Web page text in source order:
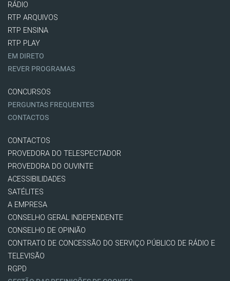
RÁDIO
RTP ARQUIVOS
RTP ENSINA
RTP PLAY
EM DIRETO
REVER PROGRAMAS
CONCURSOS
PERGUNTAS FREQUENTES
CONTACTOS
CONTACTOS
PROVEDORA DO TELESPECTADOR
PROVEDORA DO OUVINTE
ACESSIBILIDADES
SATÉLITES
A EMPRESA
CONSELHO GERAL INDEPENDENTE
CONSELHO DE OPINIÃO
CONTRATO DE CONCESSÃO DO SERVIÇO PÚBLICO DE RÁDIO E
TELEVISÃO
RGPD